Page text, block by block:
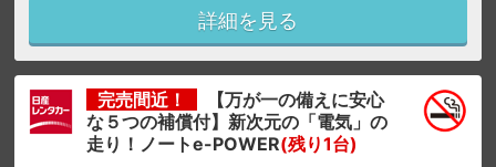
詳細を見る
完売間近！
【万が一の備えに安心
な５つの補償付】新次元の「電気」の
走り！ノートe-POWER(残り1台)